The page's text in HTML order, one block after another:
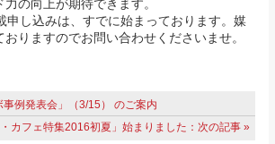
の向上が期待できます。
申し込みは、すでに始まっております。媒
りますのでお問い合わせくださいませ。
例発表会」（3/15） のご案内
・カフェ特集2016初夏」始まりました：次の記事 »